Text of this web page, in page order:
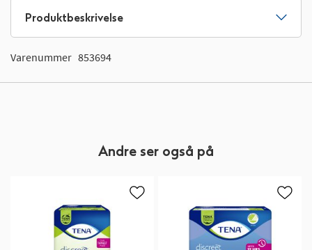
Produktbeskrivelse
Varenummer 853694
Andre ser også på